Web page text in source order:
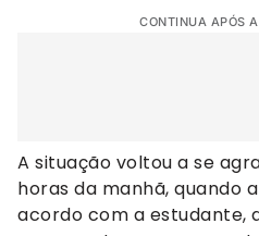
CONTINUA APÓS
A situação voltou a se
horas da manhã, quando
acordo com a estudante,